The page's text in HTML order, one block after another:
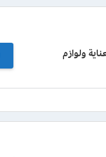
العناية ولوازم